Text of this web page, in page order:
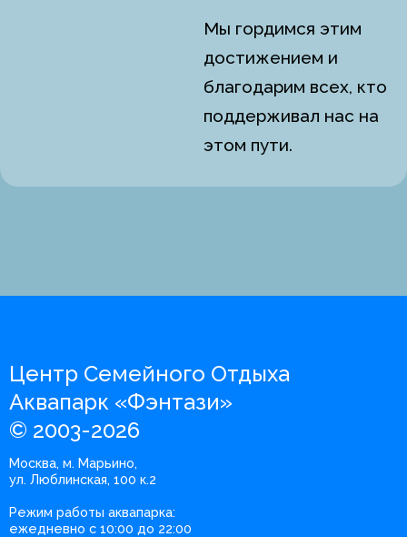
Мы гордимся этим
достижением и
благодарим всех, кто
поддерживал нас на
этом пути.
Центр Семейного Отдыха
Аквапарк «Фэнтази»
© 2003-2026
Москва, м. Марьино,
ул. Люблинская, 100 к.2
Режим работы аквапарка:
ежедневно с 10:00 до 22:00